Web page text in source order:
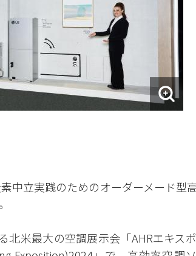
中立実践のためのオーダーメード型
北米最大の空調展示会「AHRエキス